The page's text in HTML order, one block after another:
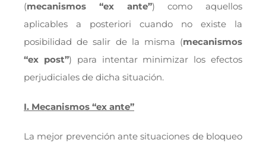
(mecanismos “ex ante”) como aquellos
aplicables a posteriori cuando no existe la
posibilidad de salir de la misma (mecanismos
“ex post”) para intentar minimizar los efectos
perjudiciales de dicha situación.
I. Mecanismos “ex ante”
La mejor prevención ante situaciones de bloqueo